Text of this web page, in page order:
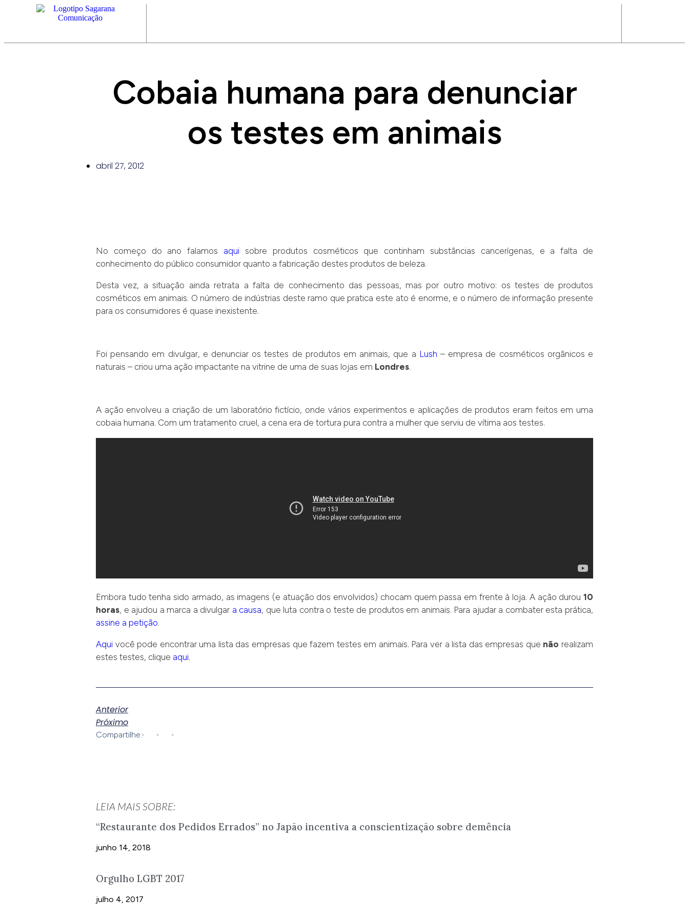
Cobaia humana para denunciar
os testes em animais
abril 27, 2012
No começo do ano falamos aqui sobre produtos cosméticos que continham substâncias cancerígenas, e a falta de
conhecimento do público consumidor quanto a fabricação destes produtos de beleza.
Desta vez, a situação ainda retrata a falta de conhecimento das pessoas, mas por outro motivo: os testes de produtos
cosméticos em animais. O número de indústrias deste ramo que pratica este ato é enorme, e o número de informação presente
para os consumidores é quase inexistente.
Foi pensando em divulgar, e denunciar os testes de produtos em animais, que a Lush – empresa de cosméticos orgânicos e
naturais – criou uma ação impactante na vitrine de uma de suas lojas em Londres.
A ação envolveu a criação de um laboratório fictício, onde vários experimentos e aplicações de produtos eram feitos em uma
cobaia humana. Com um tratamento cruel, a cena era de tortura pura contra a mulher que serviu de vítima aos testes.
Embora tudo tenha sido armado, as imagens (e atuação dos envolvidos) chocam quem passa em frente à loja. A ação durou 10
horas, e ajudou a marca a divulgar a causa, que luta contra o teste de produtos em animais. Para ajudar a combater esta prática,
assine a petição.
Aqui você pode encontrar uma lista das empresas que fazem testes em animais. Para ver a lista das empresas que não realizam
estes testes, clique aqui.
Anterior
Próximo
Compartilhe:
LEIA MAIS SOBRE:
“Restaurante dos Pedidos Errados” no Japão incentiva a conscientização sobre demência
junho 14, 2018
Orgulho LGBT 2017
julho 4, 2017